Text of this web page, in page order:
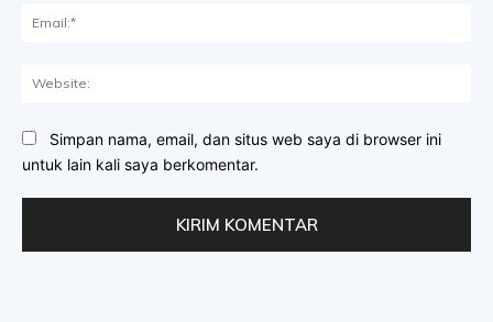
Simpan nama, email, dan situs web saya di browser ini
untuk lain kali saya berkomentar.